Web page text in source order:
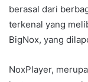
berasal dari
terkenal yang
BigNox, yang
NoxPlayer,